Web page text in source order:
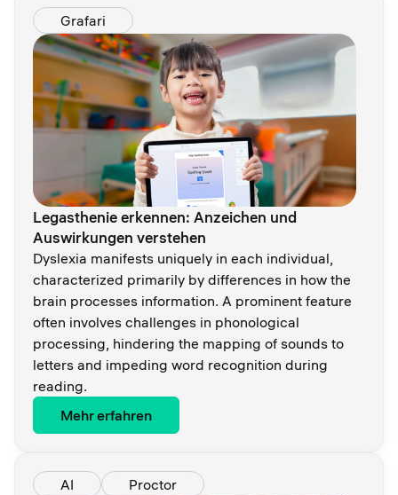
Grafari
Legasthenie erkennen: Anzeichen und
Auswirkungen verstehen
Dyslexia manifests uniquely in each individual,
characterized primarily by differences in how the
brain processes information. A prominent feature
often involves challenges in phonological
processing, hindering the mapping of sounds to
letters and impeding word recognition during
reading.
Mehr erfahren
AI Proctor